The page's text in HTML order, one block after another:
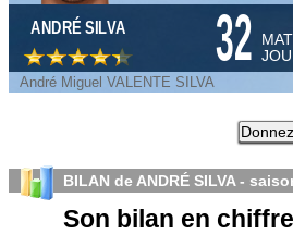
ANDRÉ SILVA 32
André Miguel VALENTE SILVA
BILAN de ANDRÉ SILVA -
Son bilan en